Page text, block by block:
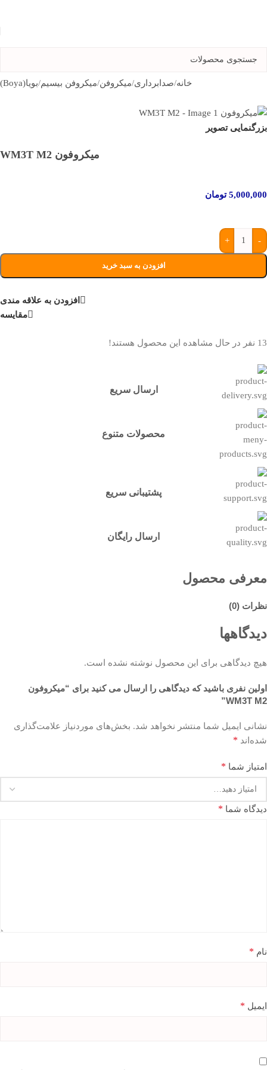
خانه/صدابرداری/میکروفن/میکروفن بیسیم/بویا(Boya)
بزرگنمایی تصویر
میکروفون WM3T M2
5,000,000 تومان
-
+
افزودن به سبد خرید
افزودن به علاقه مندی
مقایسه
13 نفر در حال مشاهده این محصول هستند!
ارسال سریع
محصولات متنوع
پشتیبانی سریع
ارسال رایگان
معرفی محصول
نظرات (0)
دیدگاهها
هیچ دیدگاهی برای این محصول نوشته نشده است.
اولین نفری باشید که دیدگاهی را ارسال می کنید برای “میکروفون
WM3T M2”
نشانی ایمیل شما منتشر نخواهد شد. بخش‌های موردنیاز علامت‌گذاری
شده‌اند *
امتیاز شما *
دیدگاه شما *
نام *
ایمیل *